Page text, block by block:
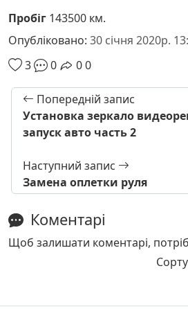
Пробіг 143500 км.
Опубліковано: 30 січня 2020р.
3
0 00
Попередній запис
Установка зеркало
запуск авто часть 2
Наступний запис
Замена оплетки руля
Коментарі
Щоб залишати коментарі,